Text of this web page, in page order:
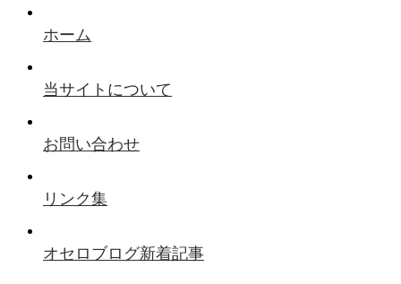
ホーム
当サイトについて
お問い合わせ
リンク集
オセロブログ新着記事